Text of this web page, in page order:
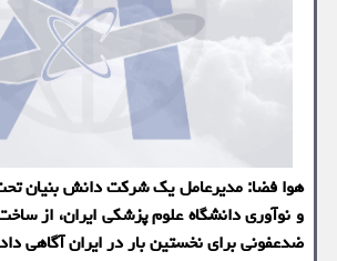
هوا فضا: مدیرعامل یک شرکت دانش بنیان
و نوآوری دانشگاه علوم پزشکی ایران، از
ضدعفونی برای نخستین بار در ایران آگاهی